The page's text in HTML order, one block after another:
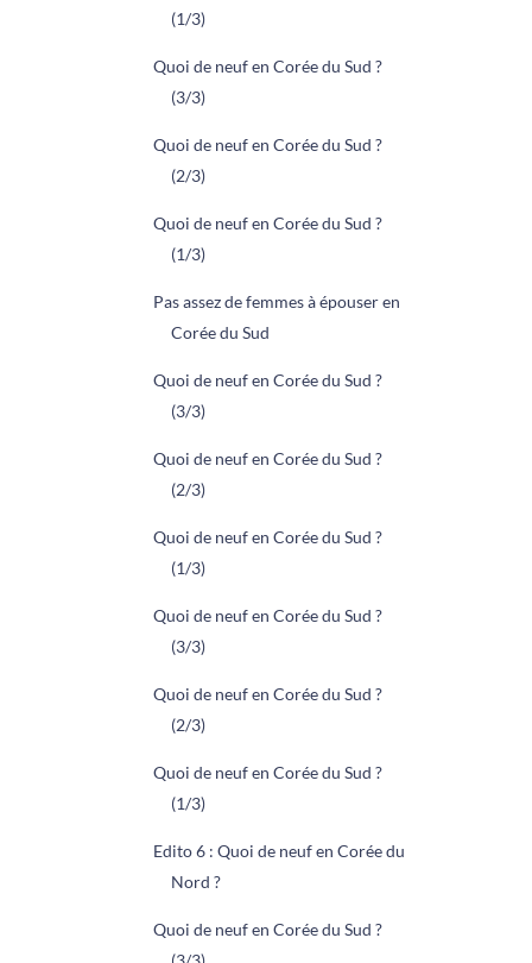
(1/3)
Quoi de neuf en Corée du Sud ?
(3/3)
Quoi de neuf en Corée du Sud ?
(2/3)
Quoi de neuf en Corée du Sud ?
(1/3)
Pas assez de femmes à épouser en
Corée du Sud
Quoi de neuf en Corée du Sud ?
(3/3)
Quoi de neuf en Corée du Sud ?
(2/3)
Quoi de neuf en Corée du Sud ?
(1/3)
Quoi de neuf en Corée du Sud ?
(3/3)
Quoi de neuf en Corée du Sud ?
(2/3)
Quoi de neuf en Corée du Sud ?
(1/3)
Edito 6 : Quoi de neuf en Corée du
Nord ?
Quoi de neuf en Corée du Sud ?